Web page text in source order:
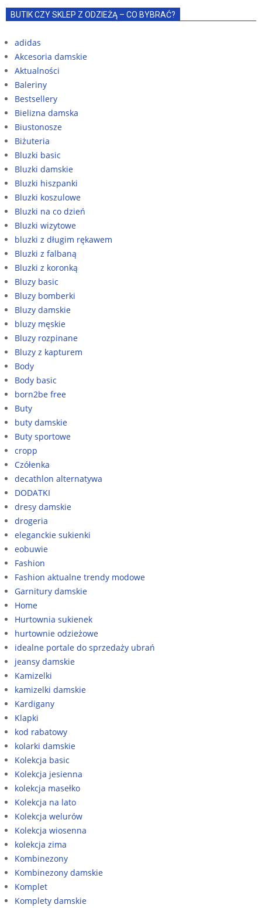
BUTIK CZY SKLEP Z ODZIEŻĄ – CO BYBRAĆ?
adidas
Akcesoria damskie
Aktualności
Baleriny
Bestsellery
Bielizna damska
Biustonosze
Biżuteria
Bluzki basic
Bluzki damskie
Bluzki hiszpanki
Bluzki koszulowe
Bluzki na co dzień
Bluzki wizytowe
bluzki z długim rękawem
Bluzki z falbaną
Bluzki z koronką
Bluzy basic
Bluzy bomberki
Bluzy damskie
bluzy męskie
Bluzy rozpinane
Bluzy z kapturem
Body
Body basic
born2be free
Buty
buty damskie
Buty sportowe
cropp
Czółenka
decathlon alternatywa
DODATKI
dresy damskie
drogeria
eleganckie sukienki
eobuwie
Fashion
Fashion aktualne trendy modowe
Garnitury damskie
Home
Hurtownia sukienek
hurtownie odzieżowe
idealne portale do sprzedaży ubrań
jeansy damskie
Kamizelki
kamizelki damskie
Kardigany
Klapki
kod rabatowy
kolarki damskie
Kolekcja basic
Kolekcja jesienna
kolekcja masełko
Kolekcja na lato
Kolekcja welurów
Kolekcja wiosenna
kolekcja zima
Kombinezony
Kombinezony damskie
Komplet
Komplety damskie